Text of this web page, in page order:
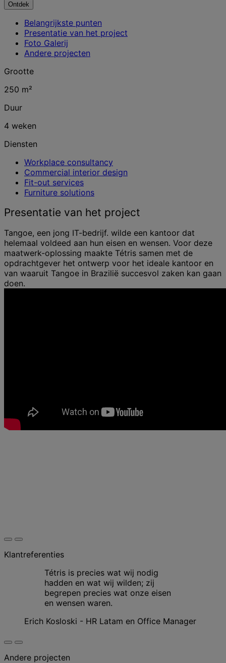
Ontdek
Belangrijkste punten
Presentatie van het project
Foto Galerij
Andere projecten
Grootte
250 m²
Duur
4 weken
Diensten
Workplace consultancy
Commercial interior design
Fit-out services
Furniture solutions
Presentatie van het project
Tangoe, een jong IT-bedrijf. wilde een kantoor dat
helemaal voldeed aan hun eisen en wensen. Voor deze
maatwerk-oplossing maakte Tétris samen met de
opdrachtgever het ontwerp voor het ideale kantoor en
van waaruit Tangoe in Brazilië succesvol zaken kan gaan
doen.
Klantreferenties
Tétris is precies wat wij nodig
hadden en wat wij wilden; zij
begrepen precies wat onze eisen
en wensen waren.
Erich Kosloski - HR Latam en Office Manager
Andere projecten